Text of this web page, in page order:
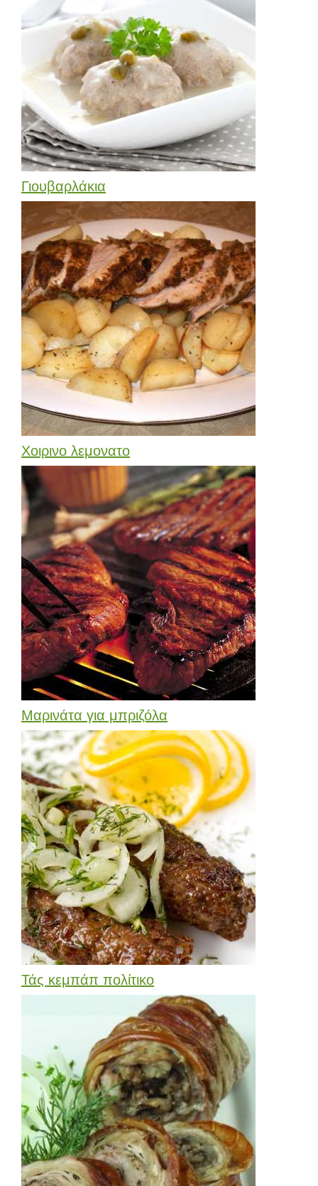
Γιουβαρλάκια
Χοιρινο λεμονατο
Μαρινάτα για μπριζόλα
Τάς κεμπάπ πολίτικο